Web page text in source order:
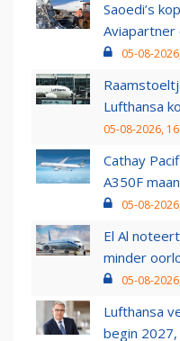
Saoedi’s
Aviapartner
05-08-
Lufthansa
05-08-2026,
Cathay
A350F
05-08-
El Al
minder
05-08-
Lufthansa
begin